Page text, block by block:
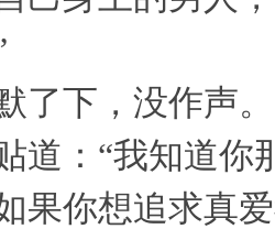
下，没作声。
：“我知道你
果你想追求真